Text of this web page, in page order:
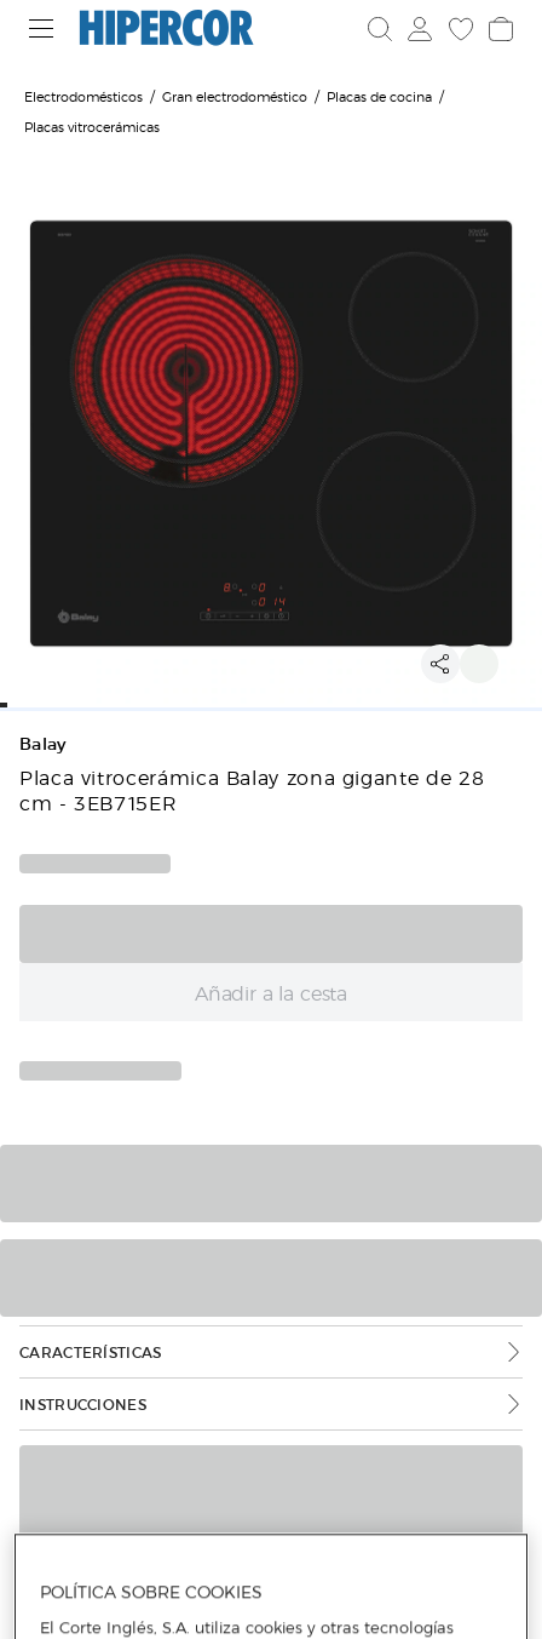
Electrodomésticos Gran electrodoméstico
Placas de cocina
Placas vitrocerámicas
Balay
Placa vitrocerámica Balay zona gigante de 28
cm - 3EB715ER
Añadir a la cesta
CARACTERÍSTICAS
INSTRUCCIONES
Más info
POLÍTICA SOBRE COOKIES
El Corte Inglés, S.A. utiliza cookies y otras tecnologías